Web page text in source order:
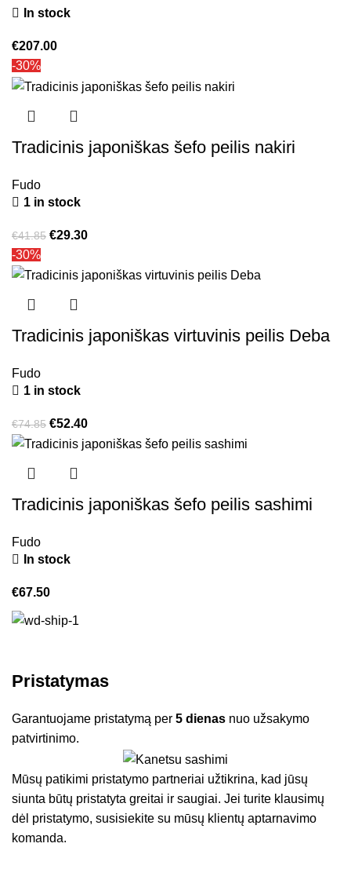
In stock
€207.00
-30%
Tradicinis japoniškas šefo peilis nakiri
Fudo
1 in stock
€41.85 €29.30
-30%
Tradicinis japoniškas virtuvinis peilis Deba
Fudo
1 in stock
€74.85 €52.40
Tradicinis japoniškas šefo peilis sashimi
Fudo
In stock
€67.50
Pristatymas
Garantuojame pristatymą per5 dienas nuo užsakymo
patvirtinimo.
Mūsų patikimi pristatymo partneriai užtikrina, kad jūsų
siunta būtų pristatyta greitai ir saugiai. Jei turite klausimų
dėl pristatymo, susisiekite su mūsų klientų aptarnavimo
komanda.